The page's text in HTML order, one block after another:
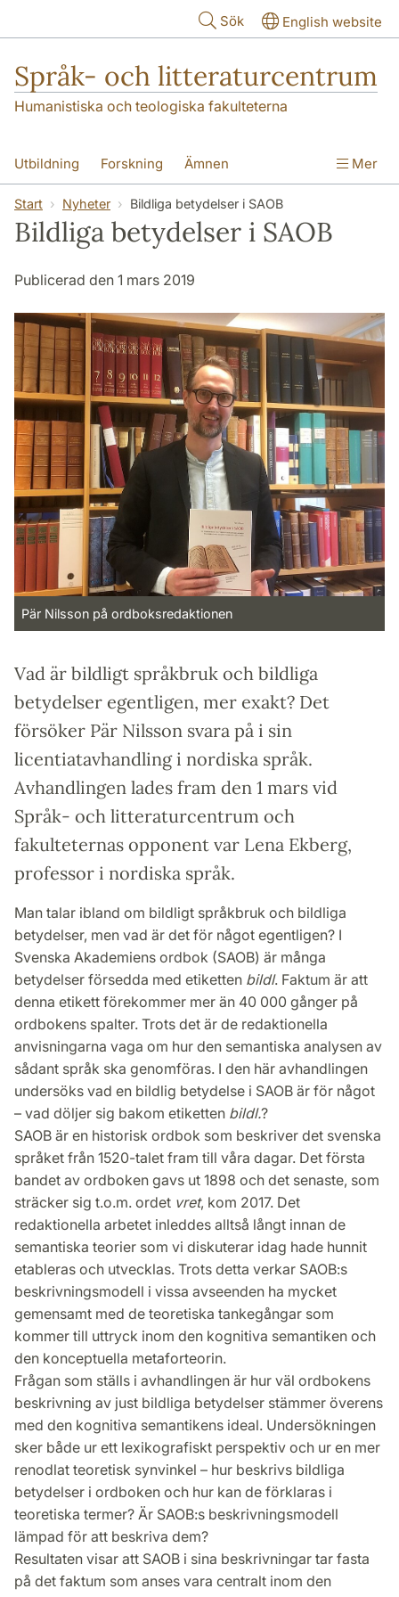
Sök English website
Språk- och litteraturcentrum
Humanistiska och teologiska fakulteterna
Utbildning Forskning Ämnen
SOL-husen Kontakt Institutionen
översättning till svenska
Mer
Start Nyheter Bildliga betydelser i SAOB
Bildliga betydelser i SAOB
Publicerad den 1 mars 2019
Pär Nilsson på ordboksredaktionen
Vad är bildligt språkbruk och bildliga
betydelser egentligen, mer exakt? Det
försöker Pär Nilsson svara på i sin
licentiatavhandling i nordiska språk.
Avhandlingen lades fram den 1 mars vid
Språk- och litteraturcentrum och
fakulteternas opponent var Lena Ekberg,
professor i nordiska språk.
Man talar ibland om bildligt språkbruk och bildliga
betydelser, men vad är det för något egentligen? I
Svenska Akademiens ordbok (SAOB) är många
betydelser försedda med etiketten bildl. Faktum är att
denna etikett förekommer mer än 40 000 gånger på
ordbokens spalter. Trots det är de redaktionella
anvisningarna vaga om hur den semantiska analysen av
sådant språk ska genomföras. I den här avhandlingen
undersöks vad en bildlig betydelse i SAOB är för något
– vad döljer sig bakom etiketten bildl.?
SAOB är en historisk ordbok som beskriver det svenska
språket från 1520-talet fram till våra dagar. Det första
bandet av ordboken gavs ut 1898 och det senaste, som
sträcker sig t.o.m. ordet vret, kom 2017. Det
redaktionella arbetet inleddes alltså långt innan de
semantiska teorier som vi diskuterar idag hade hunnit
etableras och utvecklas. Trots detta verkar SAOB:s
beskrivningsmodell i vissa avseenden ha mycket
gemensamt med de teoretiska tankegångar som
kommer till uttryck inom den kognitiva semantiken och
den konceptuella metaforteorin.
Frågan som ställs i avhandlingen är hur väl ordbokens
beskrivning av just bildliga betydelser stämmer överens
med den kognitiva semantikens ideal. Undersökningen
sker både ur ett lexikografiskt perspektiv och ur en mer
renodlat teoretisk synvinkel – hur beskrivs bildliga
betydelser i ordboken och hur kan de förklaras i
teoretiska termer? Är SAOB:s beskrivningsmodell
lämpad för att beskriva dem?
Resultaten visar att SAOB i sina beskrivningar tar fasta
på det faktum som anses vara centralt inom den